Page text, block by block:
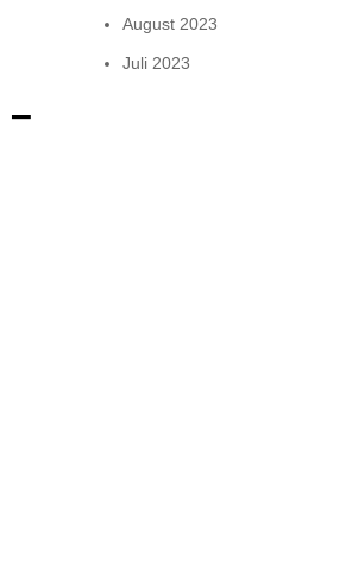
August 2023
Juli 2023